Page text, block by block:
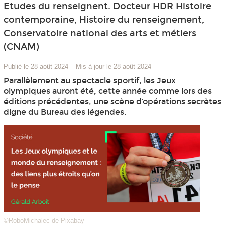
Etudes du renseignent. Docteur HDR Histoire
contemporaine, Histoire du renseignement,
Conservatoire national des arts et métiers
(CNAM)
Publié le 28 août 2024 – Mis à jour le 28 août 2024
Parallèlement au spectacle sportif, les Jeux
olympiques auront été, cette année comme lors des
éditions précédentes, une scène d’opérations secrètes
digne du Bureau des légendes.
©RoboMichalec de Pixabay